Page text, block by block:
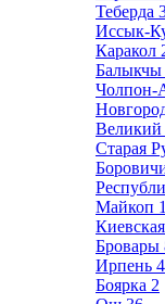
Теберда
Иссык-
Каракол
Балыкчы
Чолпон-
Великий
Старая
Майкоп
Бровары
Ирпень 4
Боярка 2